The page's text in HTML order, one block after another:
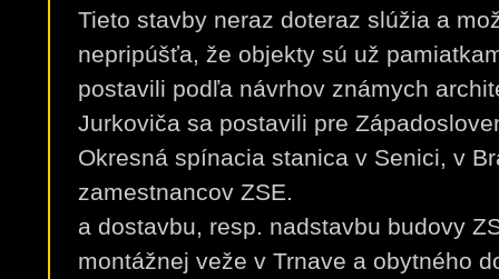
Tieto stavby neraz doteraz slúžia a
nepripúšťa, že objekty sú už
postavili podľa návrhov známych
Jurkoviča sa postavili pre
Okresná spínacia stanica v Senici, v
zamestnancov ZSE.
a dostavbu, resp. nadstavbu budovy
montážnej veže v Trnave a obytného